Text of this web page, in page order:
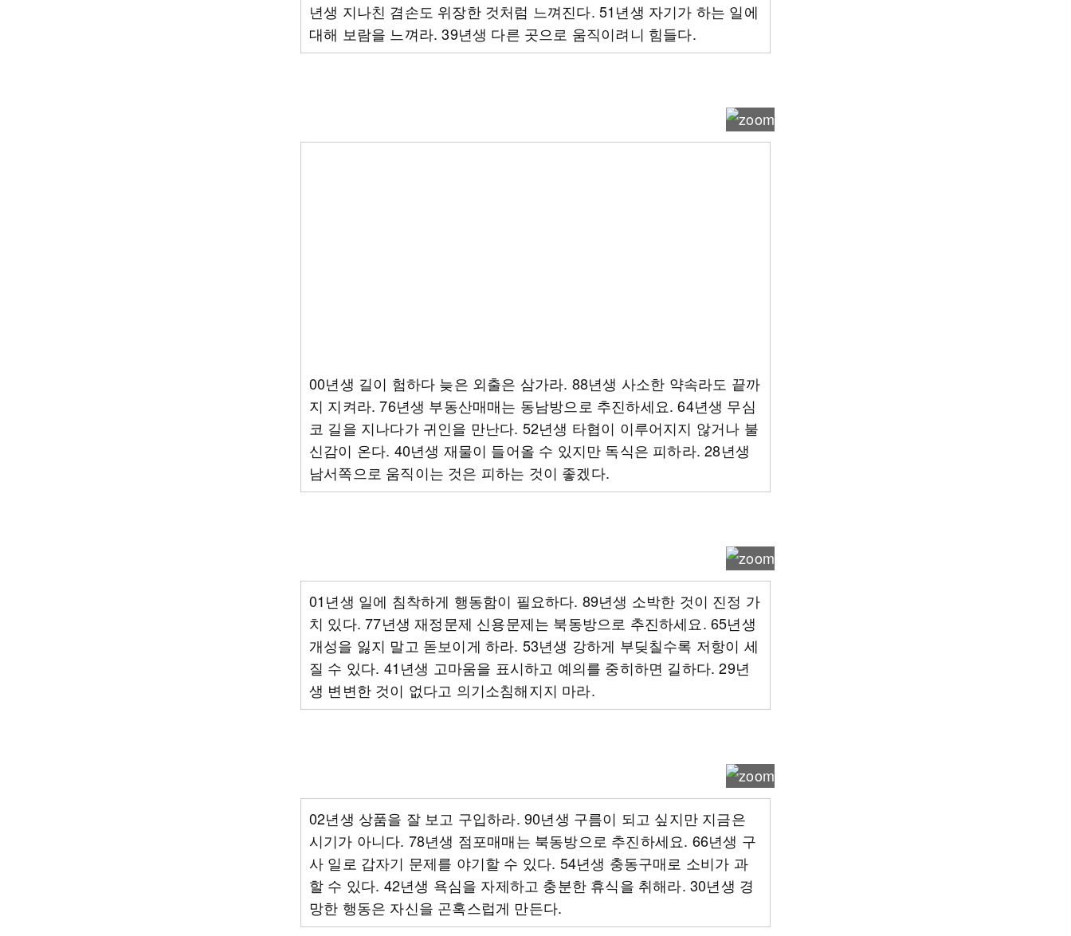
년생 지나친 겸손도 위장한 것처럼 느껴진다. 51년생 자기가 하는 일에
대해 보람을 느껴라. 39년생 다른 곳으로 움직이려니 힘들다.
00년생 길이 험하다 늦은 외출은 삼가라. 88년생 사소한 약속라도 끝까
지 지켜라. 76년생 부동산매매는 동남방으로 추진하세요. 64년생 무심
코 길을 지나다가 귀인을 만난다. 52년생 타협이 이루어지지 않거나 불
신감이 온다. 40년생 재물이 들어올 수 있지만 독식은 피하라. 28년생
남서쪽으로 움직이는 것은 피하는 것이 좋겠다.
01년생 일에 침착하게 행동함이 필요하다. 89년생 소박한 것이 진정 가
치 있다. 77년생 재정문제 신용문제는 북동방으로 추진하세요. 65년생
개성을 잃지 말고 돋보이게 하라. 53년생 강하게 부딪칠수록 저항이 세
질 수 있다. 41년생 고마움을 표시하고 예의를 중히하면 길하다. 29년
생 변변한 것이 없다고 의기소침해지지 마라.
02년생 상품을 잘 보고 구입하라. 90년생 구름이 되고 싶지만 지금은
시기가 아니다. 78년생 점포매매는 북동방으로 추진하세요. 66년생 구
사 일로 갑자기 문제를 야기할 수 있다. 54년생 충동구매로 소비가 과
할 수 있다. 42년생 욕심을 자제하고 충분한 휴식을 취해라. 30년생 경
망한 행동은 자신을 곤혹스럽게 만든다.